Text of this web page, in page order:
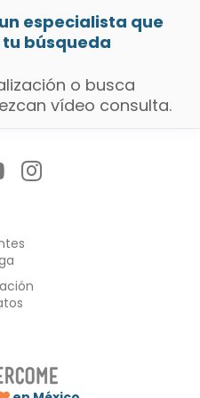
especialista que
búsqueda
o busca
vídeo consulta.